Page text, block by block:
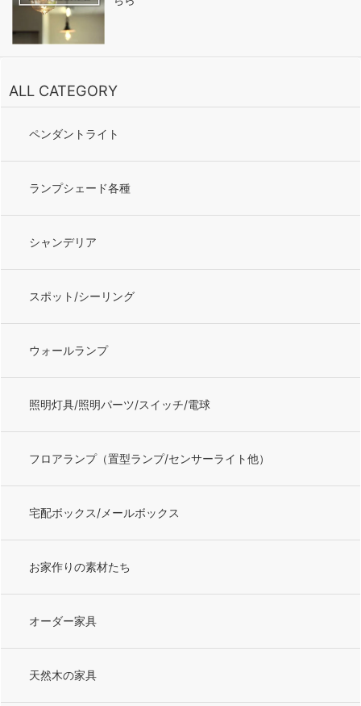
ALL CATEGORY
ペンダントライト
ランプシェード各種
シャンデリア
スポット/シーリング
ウォールランプ
照明灯具/照明パーツ/スイッチ/電球
フロアランプ（置型ランプ/センサーライト他）
宅配ボックス/メールボックス
お家作りの素材たち
オーダー家具
天然木の家具